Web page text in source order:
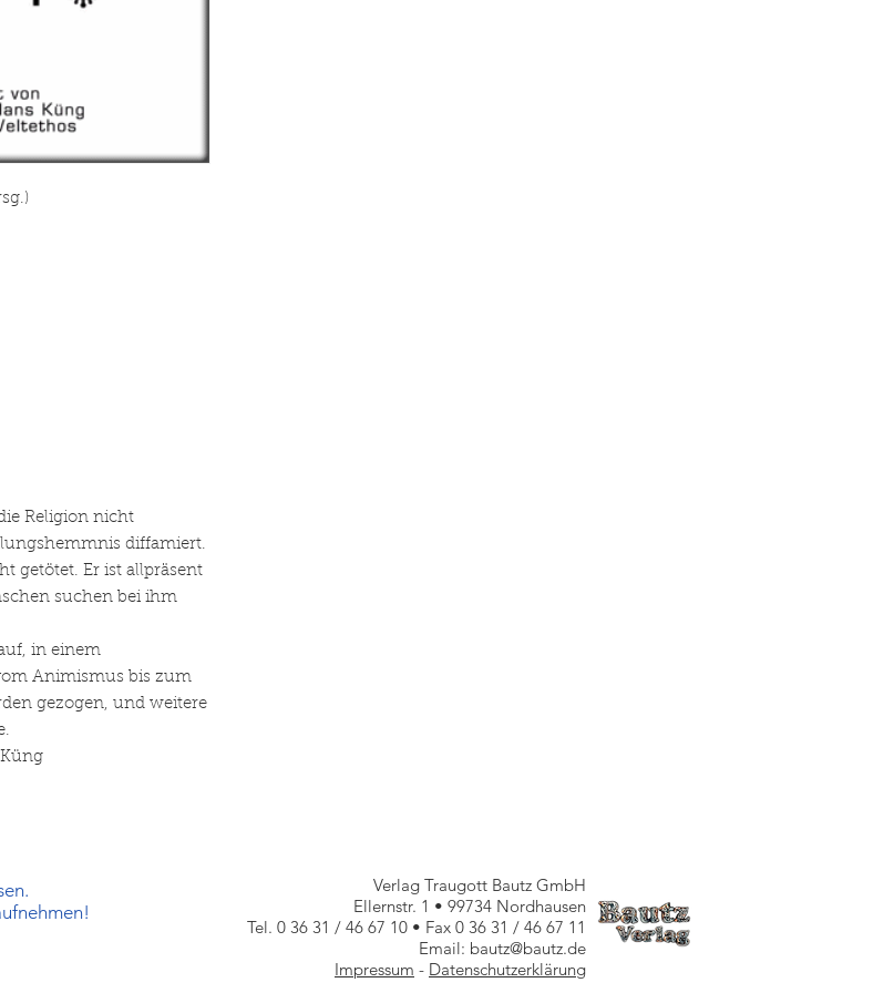
Religion nicht
diffamiert.
getötet. Er ist allpräsent
suchen bei ihm
in einem
Animismus bis zum
gezogen, und weitere
Verlag Traugott Bautz GmbH
Ellernstr. 1 • 99734 Nordhausen
Tel. 0 36 31 / 46 67 10 • Fax 0 36 31 / 46 67 11
Email: bautz@bautz.de
Impressum - Datenschutzerklärung